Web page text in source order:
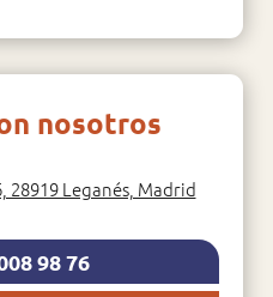
nosotros
28919 Leganés, Madrid
98 76